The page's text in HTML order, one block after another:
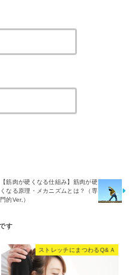
【筋肉が硬くなる仕組み】筋肉が硬
くなる原理・メカニズムとは？（専
門的Ver,）
ストレッチにまつわるQ&Ａ